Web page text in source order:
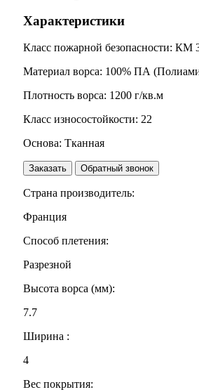
Характеристики
Класс пожарной безопасности: КМ
Материал ворса: 100% ПА
Плотность ворса: 1200 г/кв.м
Класс износостойкости: 22
Основа: Тканная
Заказать Обратный звонок
Страна производитель:
Франция
Способ плетения:
Разрезной
Высота ворса (мм):
7.7
Ширина :
4
Вес покрытия: